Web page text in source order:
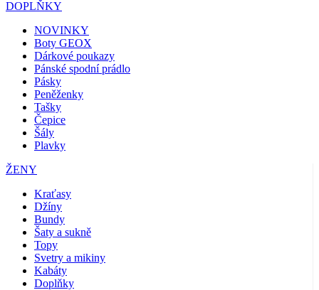
DOPLŇKY
NOVINKY
Boty GEOX
Dárkové poukazy
Pánské spodní prádlo
Pásky
Peněženky
Tašky
Čepice
Šály
Plavky
ŽENY
Kraťasy
Džíny
Bundy
Šaty a sukně
Topy
Svetry a mikiny
Kabáty
Doplňky